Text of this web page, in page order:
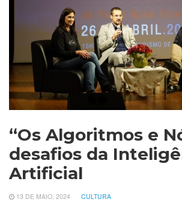
“Os Algoritmos e
desafios da
Artificial
13 DE MAIO, 2024 CULTURA